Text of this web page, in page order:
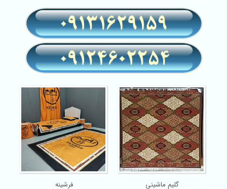
گلیم ماشینی فرشینه